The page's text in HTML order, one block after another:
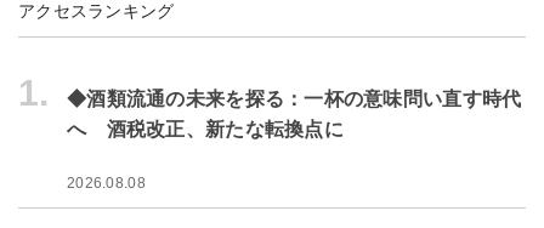
アクセスランキング
1.
◆酒類流通の未来を探る：一杯の意味問い直す時代
へ 酒税改正、新たな転換点に
2026.08.08